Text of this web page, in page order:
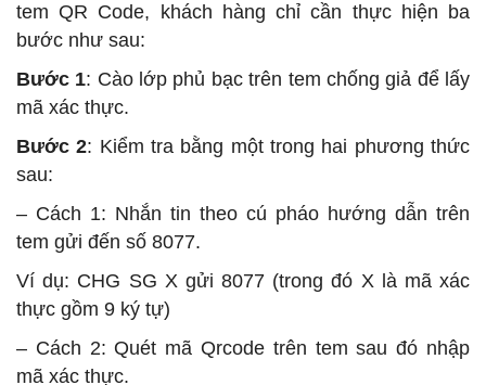
tem QR Code, khách hàng chỉ cần thực hiện ba
bước như sau:
Bước 1: Cào lớp phủ bạc trên tem chống giả để lấy
mã xác thực.
Bước 2: Kiểm tra bằng một trong hai phương thức
sau:
– Cách 1: Nhắn tin theo cú pháo hướng dẫn trên
tem gửi đến số 8077.
Ví dụ: CHG SG X gửi 8077 (trong đó X là mã xác
thực gồm 9 ký tự)
– Cách 2: Quét mã Qrcode trên tem sau đó nhập
mã xác thực.